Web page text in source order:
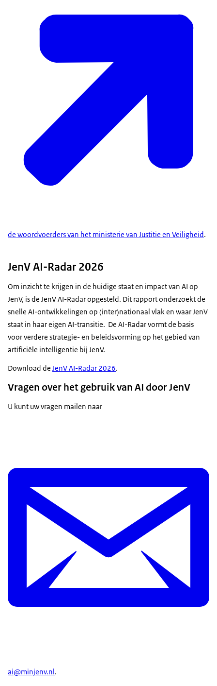
de woordvoerders van het ministerie van Justitie en Veiligheid.
JenV AI-Radar 2026
Om inzicht te krijgen in de huidige staat en impact van AI op
JenV, is de JenV AI-Radar opgesteld. Dit rapport onderzoekt de
snelle AI-ontwikkelingen op (inter)nationaal vlak en waar JenV
staat in haar eigen AI-transitie. De AI-Radar vormt de basis
voor verdere strategie- en beleidsvorming op het gebied van
artificiële intelligentie bij JenV.
Download de JenV AI-Radar 2026.
Vragen over het gebruik van AI door JenV
U kunt uw vragen mailen naar
ai@minjenv.nl .